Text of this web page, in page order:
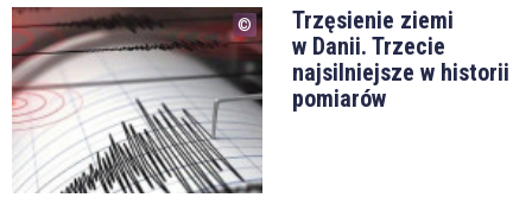
Trzęsienie ziemi
w Danii. Trzecie
najsilniejsze w historii
pomiarów